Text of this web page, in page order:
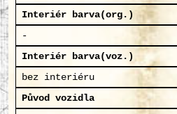
Interiér barva(org.)
-
Interiér barva(voz.)
bez interiéru
Původ vozidla